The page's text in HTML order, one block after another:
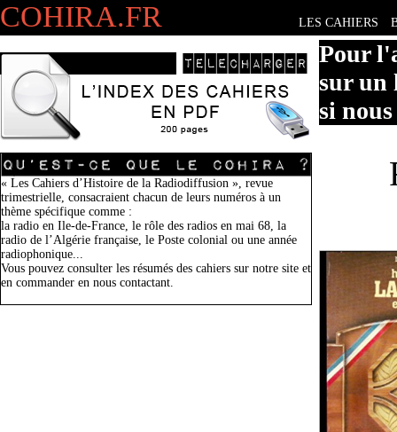
COHIRA.FR LES CAHIERS
« Les Cahiers d’Histoire de la Radiodiffusion », revue
trimestrielle, consacraient chacun de leurs numéros à un
thème spécifique comme :
la radio en Ile-de-France, le rôle des radios en mai 68, la
radio de l’Algérie française, le Poste colonial ou une année
radiophonique...
Vous pouvez consulter les résumés des cahiers sur notre site et
en commander en nous contactant.
Pour
sur un
si